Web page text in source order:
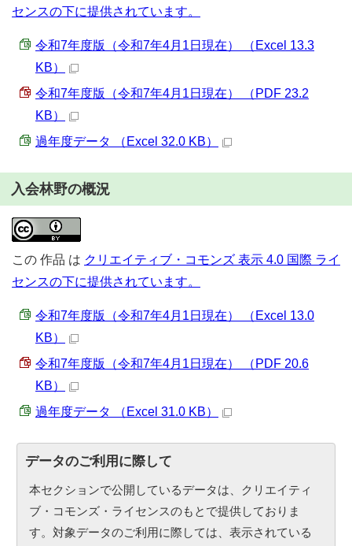
センスの下に提供されています。
令和7年度版（令和7年4月1日現在） （Excel 13.3
KB）
令和7年度版（令和7年4月1日現在） （PDF 23.2
KB）
過年度データ （Excel 32.0 KB）
入会林野の概況
この 作品 は クリエイティブ・コモンズ 表示 4.0 国際 ライ
センスの下に提供されています。
令和7年度版（令和7年4月1日現在） （Excel 13.0
KB）
令和7年度版（令和7年4月1日現在） （PDF 20.6
KB）
過年度データ （Excel 31.0 KB）
データのご利用に際して
本セクションで公開しているデータは、クリエイティ
ブ・コモンズ・ライセンスのもとで提供しておりま
す。対象データのご利用に際しては、表示されている